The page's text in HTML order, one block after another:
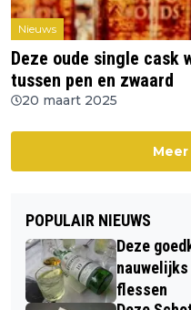
Nieuws
Deze oude single cask
tussen pen en zwaard
20 maart 2025
POPULAIR NIEUWS
Deze
flessen